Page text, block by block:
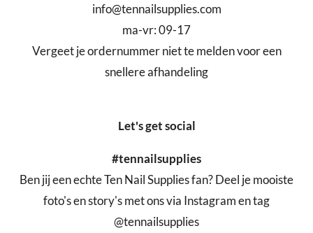
info@tennailsupplies.com
ma-vr: 09-17
Vergeet je ordernummer niet te melden voor een
snellere afhandeling
Let's get social
#tennailsupplies
Ben jij een echte Ten Nail Supplies fan? Deel je mooiste
foto's en story's met ons via Instagram en tag
@tennailsupplies